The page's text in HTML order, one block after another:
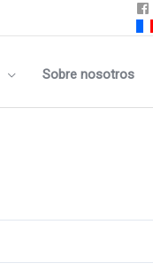
Sobre nosotros